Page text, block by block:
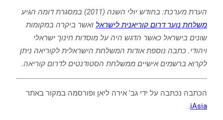
הערת מערכת: בחודש יולי השנה (2011) במסגרת דומה הגיע
משלחת נוער דרום קוריאנית לישראל ואשר ביקרה במקומות
שונים בישראל כאשר הדגש היה על מוסדות חינוך ישראלי
ויהודי. כתבה נוספת אודות המשלחת הישראלית לקוריאה ניתן
לקרוא ברשמים אישיים ממשלחת הסטודנטים לדרום קוריאה.
הכתבה נכתבה על ידי גב' אירה ליאן ופורסמה במקור באתר
iAsia
.